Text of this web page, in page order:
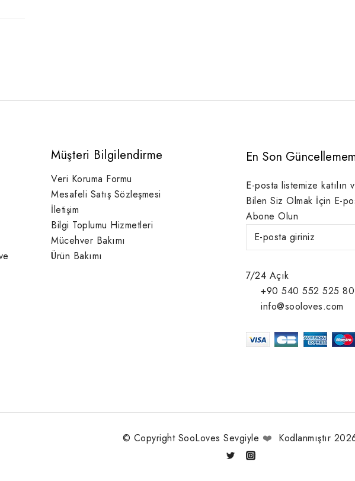
Müşteri Bilgilendirme
Veri Koruma Formu
Mesafeli Satış Sözleşmesi
İletişim
Bilgi Toplumu Hizmetleri
Mücehver Bakımı
Ürün Bakımı
En Son
E-posta listemize katılın
Bilen Siz Olmak İçin E-
Abone Olun
7/24 Açık
+90 540 552 525
info@sooloves.com
© Copyright SooLoves Sevgiyle ❤️ Kodlanmıştır